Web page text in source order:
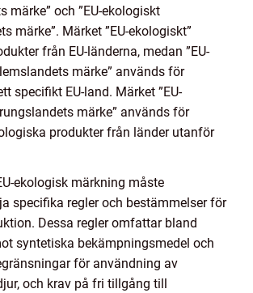
märke” och ”EU-ekologiskt
märke”. Märket ”EU-ekologiskt”
från EU-länderna, medan ”EU-
märke” används för
specifikt EU-land. Märket ”EU-
märke” används för
produkter från länder utanför
ekologisk märkning måste
specifika regler och bestämmelser för
Dessa regler omfattar bland
syntetiska bekämpningsmedel och
för användning av
och krav på fri tillgång till